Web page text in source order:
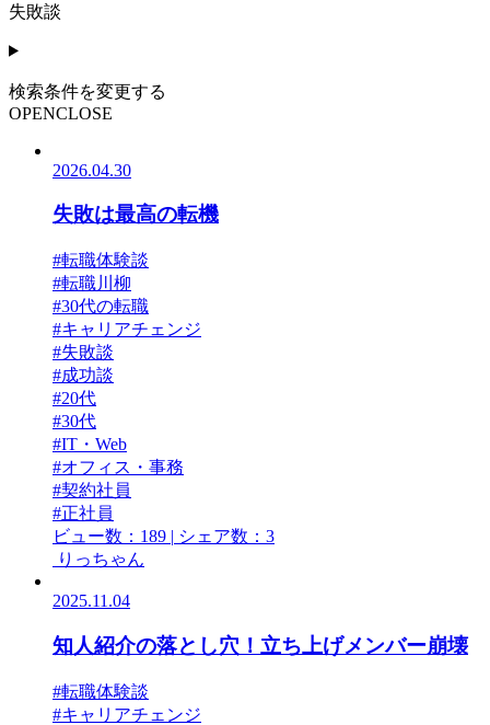
失敗談
検索条件を変更する
OPENCLOSE
2026.04.30
失敗は最高の転機
#転職体験談
#転職川柳
#30代の転職
#キャリアチェンジ
#失敗談
#成功談
#20代
#30代
#IT・Web
#オフィス・事務
#契約社員
#正社員
ビュー数：189 | シェア数：3
りっちゃん
2025.11.04
知人紹介の落とし穴！立ち上げメンバー崩壊
#転職体験談
#キャリアチェンジ